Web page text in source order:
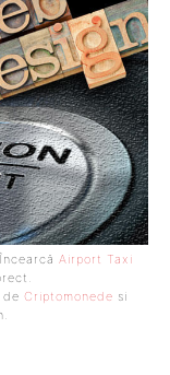
Airport Taxi
de Criptomonede si